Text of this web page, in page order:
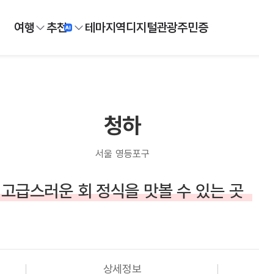
여행 추천 테마지역디지털관광주민증
청하
서울 영등포구
고급스러운 회 정식을 맛볼 수 있는 곳
상세정보